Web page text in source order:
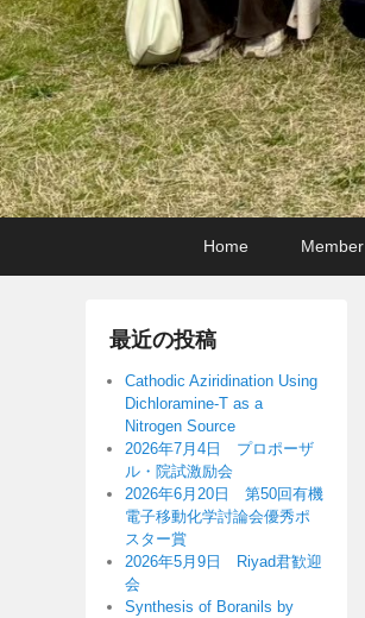
Home Member
最近の投稿
Cathodic Aziridination Using
Dichloramine-T as a
Nitrogen Source
2026年7月4日 プロポーザ
ル・院試激励会
2026年6月20日 第50回有機
電子移動化学討論会優秀ポ
スター賞
2026年5月9日 Riyad君歓迎
会
Synthesis of Boranils by